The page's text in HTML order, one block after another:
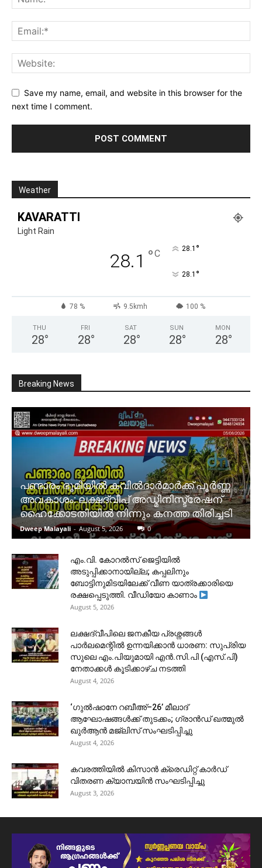
Save my name, email, and website in this browser for the
next time I comment.
Weather
KAVARATTI
Light Rain
28.1 °C 28.1 °
28.1 °
78 % 9.5kmh 100 %
THU
28°
FRI
28°
SAT
28°
SUN
28°
MON
28°
Breaking News
പണ്ടാരം ഭൂമിയിൽ കവിൽദാർമാർക്ക് പൂർണ്ണ
അവകാശം: ലക്ഷദ്വീപ് അഡ്മിനിസ്ട്രേഷന്
ഹൈക്കോടതിയിൽ നിന്നും കനത്ത തിരിച്ചടി
Dweep Malayali - August 5, 2026 0
​എം.വി. കോറൽസ് ജെട്ടിയിൽ
അടുപ്പിക്കാനായില്ല; കപ്പലിനും
ബോട്ടിനുമിടയിലേക്ക് വീണ യാത്രക്കാരിയെ
രക്ഷപ്പെടുത്തി. വീഡിയോ കാണാം
August 5, 2026
ലക്ഷദ്വീപിലെ ജനകീയ പ്രശ്നങ്ങൾ
പാർലമെന്റിൽ ഉന്നയിക്കാൻ ധാരണ: സുപ്രിയ
സുലെ എം.പിയുമായി എൻ.സി.പി (എസ്.പി)
നേതാക്കൾ കൂടിക്കാഴ്ച നടത്തി
August 4, 2026
‘ഗുൽഷാനേ റബീഅ്–26’ മീലാദ്
ആഘോഷങ്ങൾക്ക് തുടക്കം; ഗ്രാൻഡ് ഖത്മുൽ
ഖുർആൻ മജ്‌ലിസ് സംഘടിപ്പിച്ചു
August 4, 2026
കവരത്തിയിൽ കിസാൻ ക്രെഡിറ്റ് കാർഡ്
വിതരണ ക്യാമ്പയിൻ സംഘടിപ്പിച്ചു
August 3, 2026